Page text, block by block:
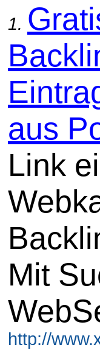
1.
aus
Link
Mit
http://